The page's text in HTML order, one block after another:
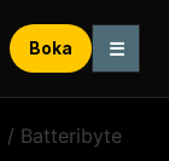
Boka ☰
/ Batteribyte